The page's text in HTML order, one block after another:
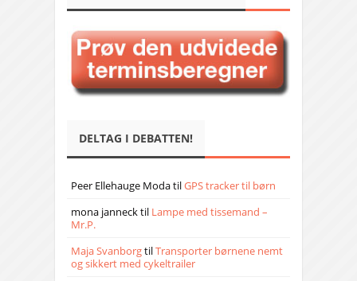
DELTAG I DEBATTEN!
Peer Ellehauge ModatilGPS tracker til børn
mona jannecktil Lampe med tissemand –
Mr.P.
Maja SvanborgtilTransporter børnene nemt
og sikkert med cykeltrailer